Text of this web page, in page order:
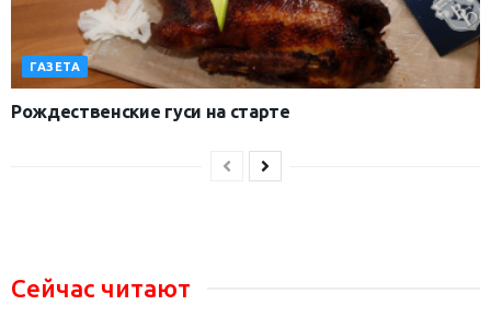
ГАЗЕТА
Рождественские гуси на старте
Сейчас читают